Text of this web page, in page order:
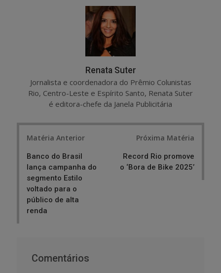
Renata Suter
Jornalista e coordenadora do Prêmio Colunistas
Rio, Centro-Leste e Espírito Santo, Renata Suter
é editora-chefe da Janela Publicitária
Matéria Anterior
Banco do Brasil
lança campanha do
segmento Estilo
voltado para o
público de alta
renda
Próxima Matéria
Record Rio promove
o ‘Bora de Bike 2025’
Comentários